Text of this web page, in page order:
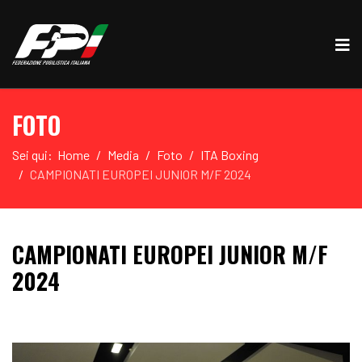
FOTO
Sei qui: Home Media Foto
ITA Boxing
CAMPIONATI EUROPEI JUNIOR M/F 2024
CAMPIONATI EUROPEI JUNIOR M/F
2024